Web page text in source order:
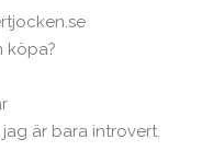
köpa?
är bara introvert.